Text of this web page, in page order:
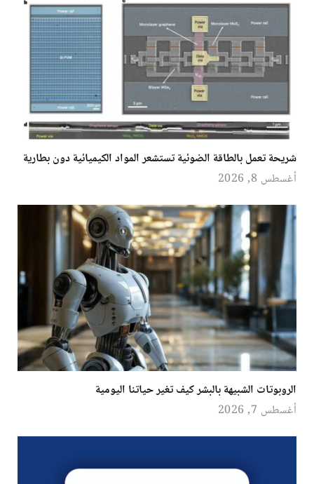
شريحة تعمل بالطاقة الضوئية تستشعر المواد الكيميائية دون بطارية
أغسطس 8, 2026
الروبوتات الشبيهة بالبشر كيف تغير حياتنا اليومية
أغسطس 7, 2026